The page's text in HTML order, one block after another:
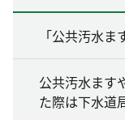
「公共汚水
公共汚水ます
た際は下水道